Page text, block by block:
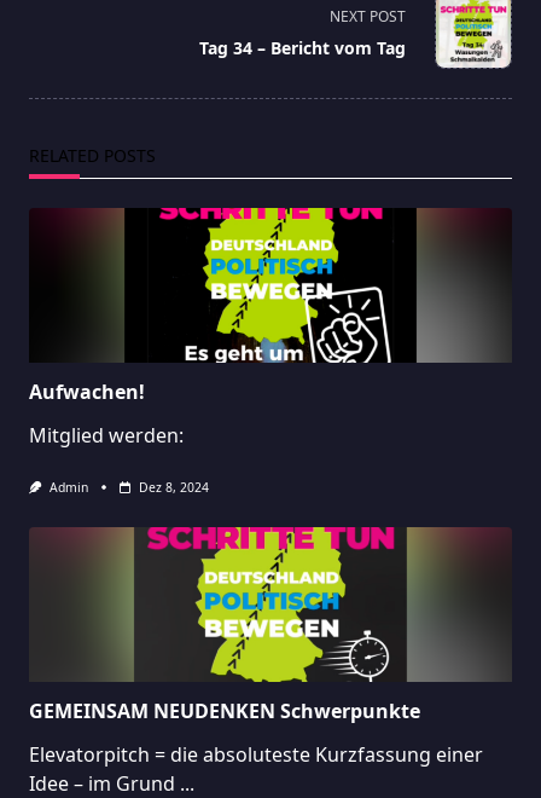
NEXT POST
Tag 34 – Bericht vom Tag
RELATED POSTS
Aufwachen!
Mitglied werden:
Admin Dez 8, 2024
GEMEINSAM NEUDENKEN Schwerpunkte
Elevatorpitch = die absoluteste Kurzfassung einer
Idee – im Grund ...